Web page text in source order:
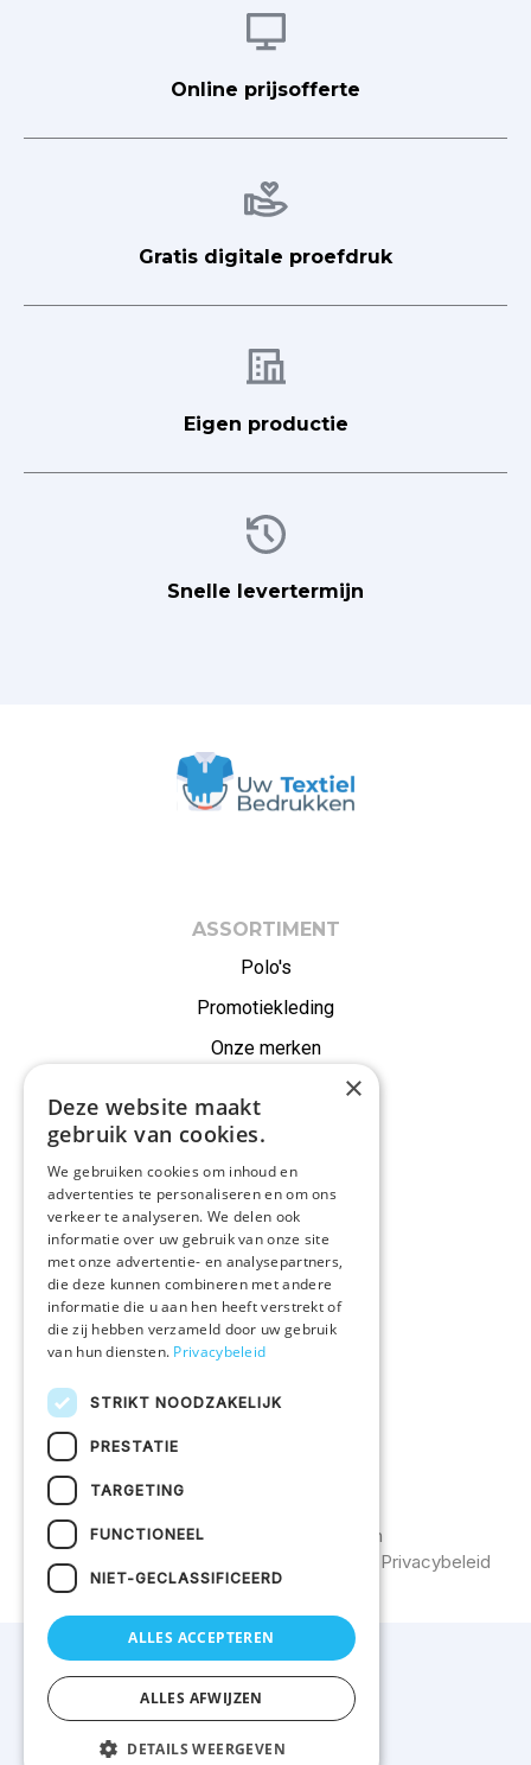
Online prijsofferte
Afbeelding
Gratis digitale proefdruk
Afbeelding
Eigen productie
Afbeelding
Snelle levertermijn
ASSORTIMENT
Polo's
Promotiekleding
Onze merken
IN EEN NOTENDOP
Druktechnieken
Duurzaam ondernemen
Vacatures
KLANTENSERVICE
Veelgestelde vragen
Bestelprocedure
©2026
Uw textiel bedrukken
Catalogus
Privacybeleid
×
Deze website maakt
gebruik van cookies.
We gebruiken cookies om inhoud en
advertenties te personaliseren en om ons
verkeer te analyseren. We delen ook
informatie over uw gebruik van onze site
met onze advertentie- en analysepartners,
die deze kunnen combineren met andere
informatie die u aan hen heeft verstrekt of
die zij hebben verzameld door uw gebruik
van hun diensten. Privacybeleid
STRIKT NOODZAKELIJK
PRESTATIE
TARGETING
FUNCTIONEEL
NIET-GECLASSIFICEERD
ALLES ACCEPTEREN
ALLES AFWIJZEN
DETAILS WEERGEVEN